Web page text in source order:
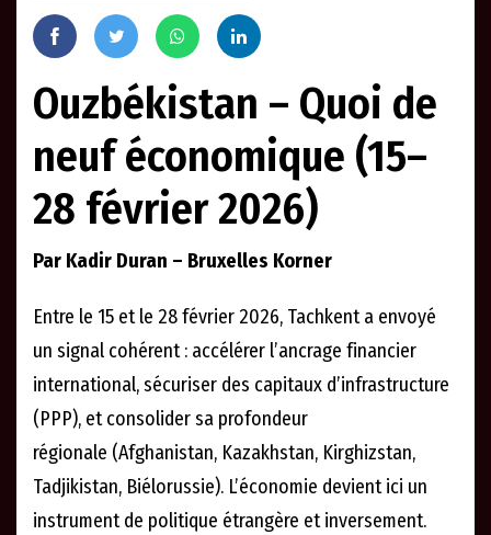
Ouzbékistan – Quoi de
neuf économique (15–
28 février 2026)
Par Kadir Duran – Bruxelles Korner
Entre le 15 et le 28 février 2026, Tachkent a envoyé
un signal cohérent : accélérer l’ancrage financier
international, sécuriser des capitaux d’infrastructure
(PPP), et consolider sa profondeur
régionale (Afghanistan, Kazakhstan, Kirghizstan,
Tadjikistan, Biélorussie). L’économie devient ici un
instrument de politique étrangère et inversement.